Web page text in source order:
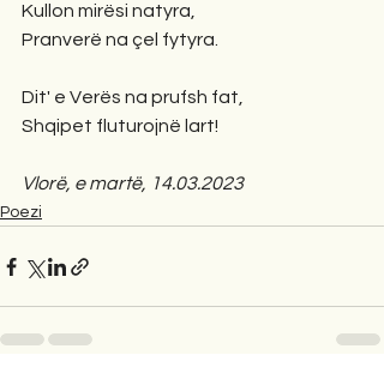
Kullon mirësi natyra,
Pranverë na çel fytyra.
Dit' e Verës na prufsh fat,
Shqipet fluturojnë lart!
Vlorë, e martë, 14.03.2023
Poezi